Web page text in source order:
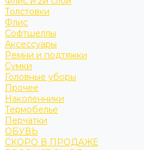
Толстовки
Флис
Софтшеллы
Аксессуары
Ремни и подтяжки
Сумки
Головные уборы
Прочее
Наколенники
Термобелье
Перчатки
ОБУВЬ
СКОРО В ПРОДАЖЕ